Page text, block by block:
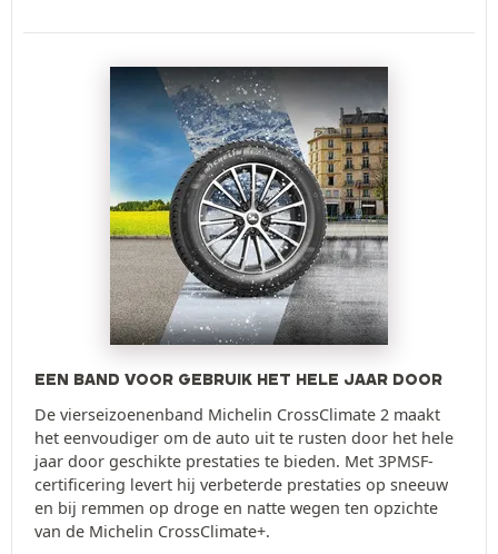
EEN BAND VOOR GEBRUIK HET HELE JAAR DOOR
De vierseizoenenband Michelin CrossClimate 2 maakt
het eenvoudiger om de auto uit te rusten door het hele
jaar door geschikte prestaties te bieden. Met 3PMSF-
certificering levert hij verbeterde prestaties op sneeuw
en bij remmen op droge en natte wegen ten opzichte
van de Michelin CrossClimate+.